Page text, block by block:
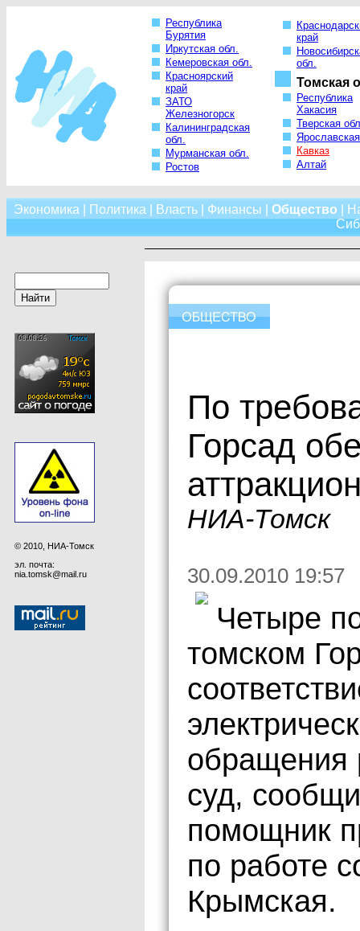
Республика
Бурятия
Иркутская обл.
Кемеровская обл.
Красноярский
край
ЗАТО
Железногорск
Калининградская
обл.
Мурманская обл.
Ростов
край
обл.
Томская
Республика
Хакасия
Тверская
Кавказ
Алтай
Экономика Политика Власть| Финансы Общество
© 2010, НИА-Томск
эл. почта:
nia.tomsk@mail.ru
По
Горсад
НИА-Томск
30.09.2010 19:57
Четыре
томском
обращения
суд,
помощник
по работе
Крымская.